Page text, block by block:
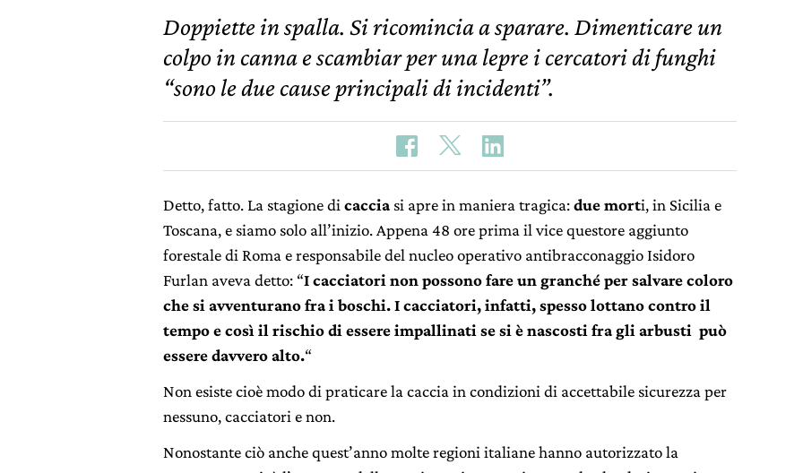
Doppiette in spalla. Si ricomincia a sparare. Dimenticare un
colpo in canna e scambiar per una lepre i cercatori di funghi
“sono le due cause principali di incidenti”.
Detto, fatto. La stagione di caccia si apre in maniera tragica:due morti, in Sicilia e
Toscana, e siamo solo all’inizio. Appena 48 ore prima il vice questore aggiunto
forestale di Roma e responsabile del nucleo operativo antibracconaggio Isidoro
Furlan aveva detto: “I cacciatori non possono fare un granché per salvare coloro
che si avventurano fra i boschi. I cacciatori, infatti, spesso lottano contro il
tempo e così il rischio di essere impallinati se si è nascosti fra gli arbusti può
essere davvero alto.“
Non esiste cioè modo di praticare la caccia in condizioni di accettabile sicurezza per
nessuno, cacciatori e non.
Nonostante ciò anche quest’anno molte regioni italiane hanno autorizzato la